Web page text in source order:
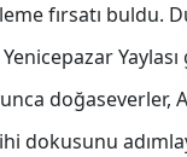
fırsatı buldu.
doğaseverler,
dokusunu